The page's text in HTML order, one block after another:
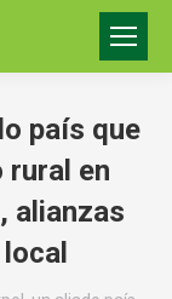
país que
rural en
alianzas